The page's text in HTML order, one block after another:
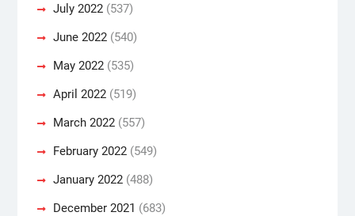
July 2022(537)
June 2022(540)
May 2022(535)
April 2022(519)
March 2022(557)
February 2022(549)
January 2022(488)
December 2021 (683)